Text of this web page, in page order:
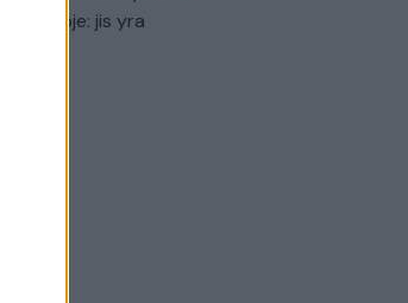
politikoje: jis yra